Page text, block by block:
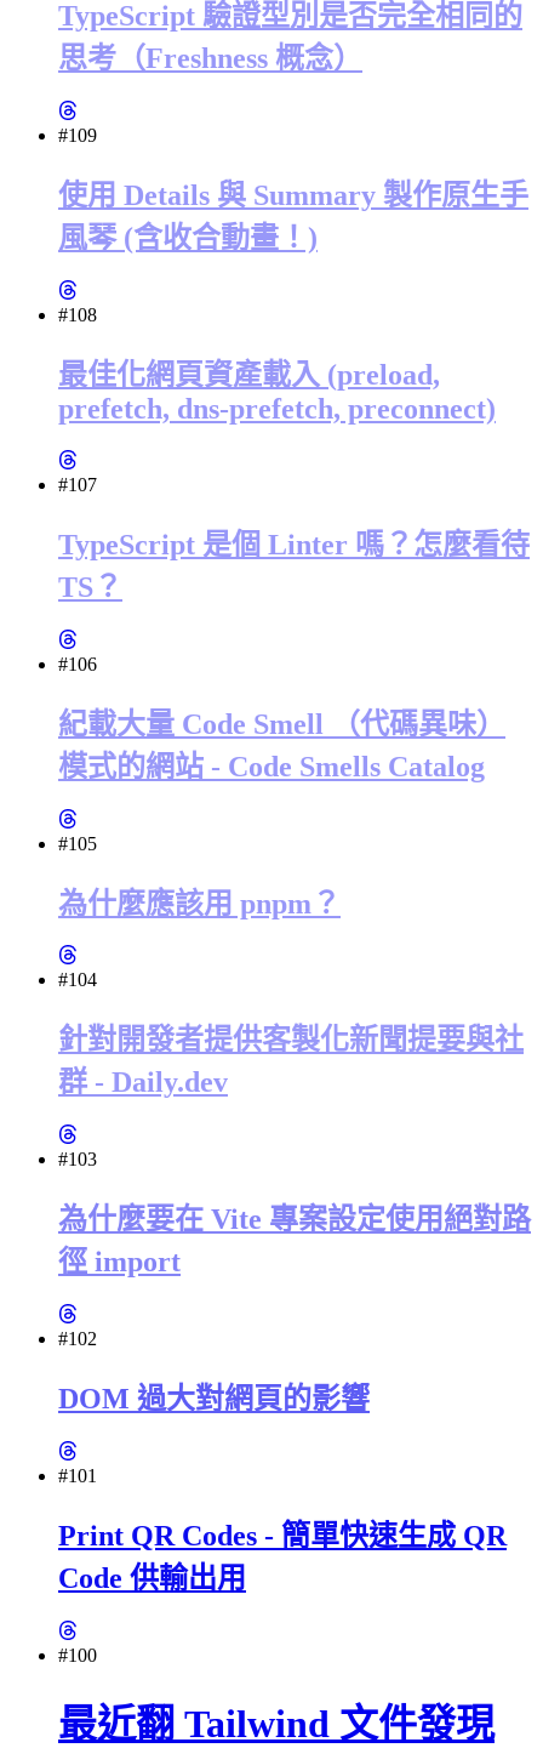
TypeScript 驗證型別是否完全相同的
思考（Freshness 概念）
#109
使用 Details 與 Summary 製作原生手
風琴 (含收合動畫！)
#108
最佳化網頁資產載入 (preload,
prefetch, dns-prefetch, preconnect)
#107
TypeScript 是個 Linter 嗎？怎麼看待
TS？
#106
紀載大量 Code Smell （代碼異味）
模式的網站 - Code Smells Catalog
#105
為什麼應該用 pnpm？
#104
針對開發者提供客製化新聞提要與社
群 - Daily.dev
#103
為什麼要在 Vite 專案設定使用絕對路
徑 import
#102
DOM 過大對網頁的影響
#101
Print QR Codes - 簡單快速生成 QR
Code 供輸出用
#100
最近翻 Tailwind 文件發現